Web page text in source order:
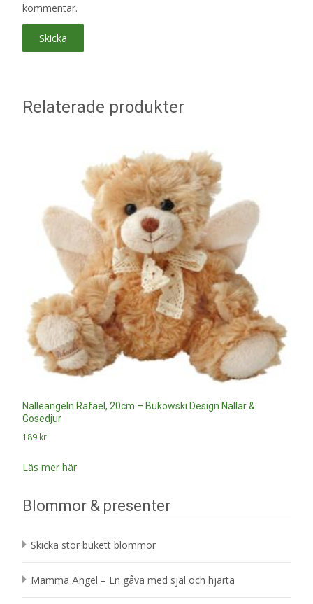
kommentar.
Relaterade produkter
Nalleängeln Rafael, 20cm – Bukowski Design Nallar &
Gosedjur
189 kr
Läs mer här
Blommor & presenter
Skicka stor bukett blommor
Mamma Ängel – En gåva med själ och hjärta